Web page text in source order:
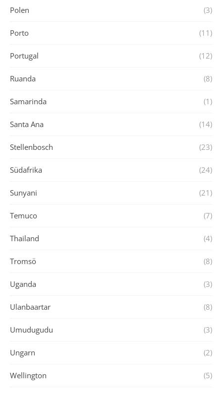
Polen (3)
Porto (11)
Portugal (12)
Ruanda (8)
Samarinda (1)
Santa Ana (14)
Stellenbosch (23)
Südafrika (24)
Sunyani (21)
Temuco (7)
Thailand (4)
Tromsö (8)
Uganda (3)
Ulanbaartar (8)
Umudugudu (3)
Ungarn (2)
Wellington (5)